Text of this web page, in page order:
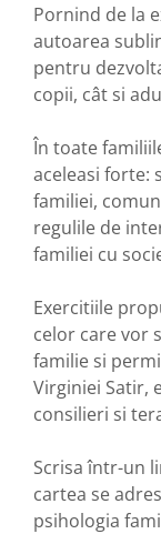
Pornind de la
autoarea
pentru
copii, cât si
În toate
aceleasi forte:
familiei,
regulile de
familiei cu
Exercitiile
celor care vor
familie si
Virginiei Satir,
consilieri si
Scrisa într-un
cartea se
psihologia